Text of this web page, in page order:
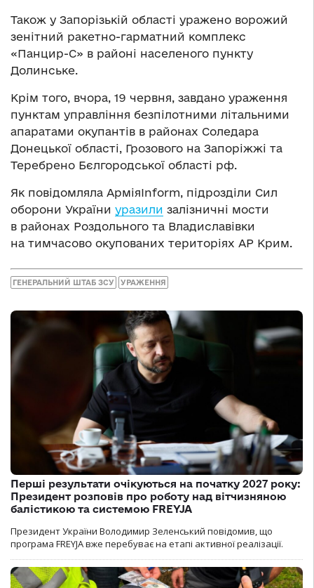
Також у Запорізькій області уражено ворожий
зенітний ракетно-гарматний комплекс
«Панцир-С» в районі населеного пункту
Долинське.
Крім того, вчора, 19 червня, завдано ураження
пунктам управління безпілотними літальними
апаратами окупантів в районах Соледара
Донецької області, Грозового на Запоріжжі та
Теребрено Бєлгородської області рф.
Як повідомляла АрміяInform, підрозділи Сил
оборони України уразили залізничні мости
в районах Роздольного та Владиславівки
на тимчасово окупованих територіях АР Крим.
ГЕНЕРАЛЬНИЙ ШТАБ ЗСУ УРАЖЕННЯ
Перші результати очікуються на початку 2027 року:
Президент розповів про роботу над вітчизняною
балістикою та системою FREYJA
Президент України Володимир Зеленський повідомив, що
програма FREYJA вже перебуває на етапі активної реалізації.